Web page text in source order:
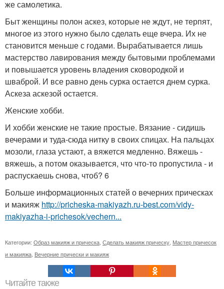
же самолетика.
Быт женщины полон аскез, которые не ждут, не терпят,
многое из этого нужно было сделать еще вчера. Их не
становится меньше с годами. Вырабатывается лишь
мастерство лавирования между бытовыми проблемами
и повышается уровень владения сковородкой и
шваброй. И все равно день сурка остается днем сурка.
Аскеза аскезой остается.
Женские хобби.
И хобби женские не такие простые. Вязание - сидишь
вечерами и туда-сюда нитку в своих спицах. На пальцах
мозоли, глаза устают, а вяжется медленно. Вяжешь -
вяжешь, а потом оказывается, что что-то пропустила - и
распускаешь снова, чтоб? 6
Больше информационных статей о вечерних прическах
и макияж http://pricheska-makiyazh.ru-best.com/vidy-
makiyazha-i-prichesok/vechern...
Категории: Образ макияж и прическа Сделать макияж прическу Мастер причесок
и макияжа Вечерние прически и макияж
Читайте также